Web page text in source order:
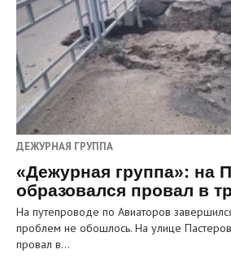
ДЕЖУРНАЯ ГРУППА
«Дежурная группа»: на
образовался провал в
На путепроводе по Авиаторов
проблем не обошлось. На улице
провал в…